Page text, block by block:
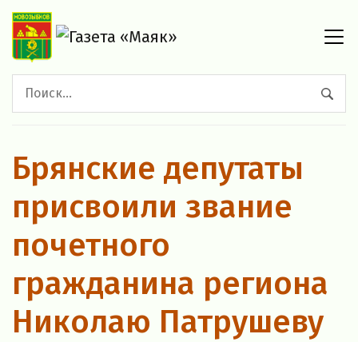
Брянские депутаты
присвоили звание
почетного
гражданина региона
Николаю Патрушеву